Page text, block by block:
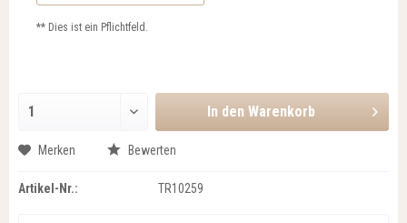
** Dies ist ein Pflichtfeld.
In den Warenkorb
Merken Bewerten
Artikel-Nr.: TR10259